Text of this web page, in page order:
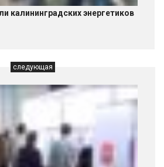
калининградских энергетиков
следующая